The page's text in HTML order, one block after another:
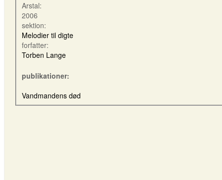
Arstal:
2006
sektion:
Melodier til digte
forfatter:
Torben Lange
publikationer:
Vandmandens død